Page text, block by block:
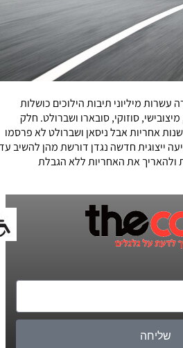
מיליוני תיבות הילוכים כושלות
סוזוקי, סובארו ושברולט. חלק
הרכב מעניקות 10 שנות אחריות אבל ניסאן ושברולט לא פרסמו
ייצוגית חדשה נגדן דורשת מהן להשיב עד
את האחריות ללא הגבלת
שליחה